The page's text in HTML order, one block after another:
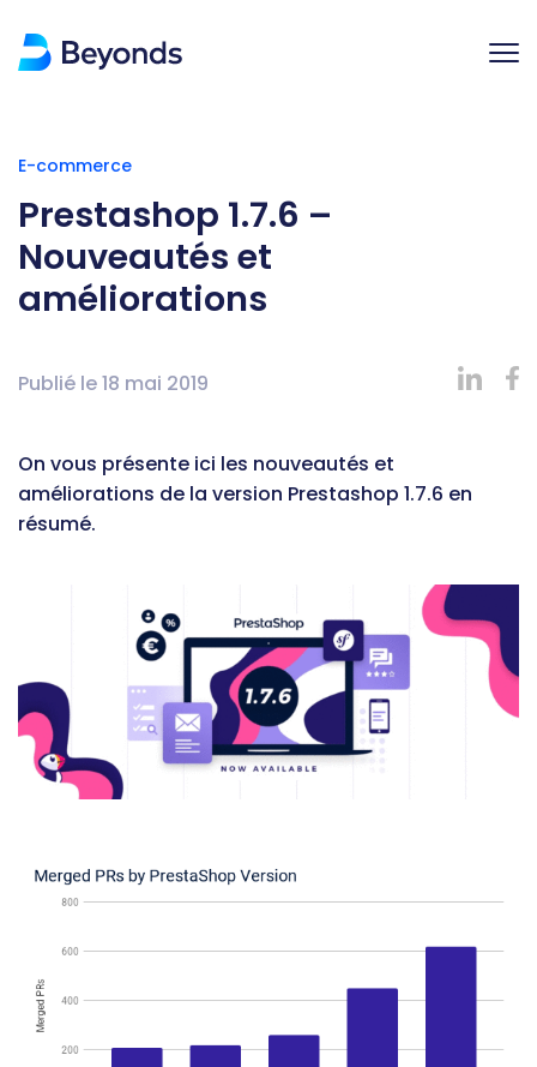
E-commerce
Prestashop 1.7.6 –
Nouveautés et
améliorations
Publié le18 mai 2019
On vous présente ici les nouveautés et
améliorations de la version Prestashop 1.7.6 en
résumé.